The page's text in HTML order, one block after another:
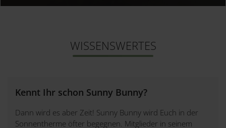
WISSENSWERTES
Kennt Ihr schon Sunny Bunny?
Dann wird es aber Zeit! Sunny Bunny wird Euch in der
Sonnentherme öfter begegnen. Mitglieder in seinem